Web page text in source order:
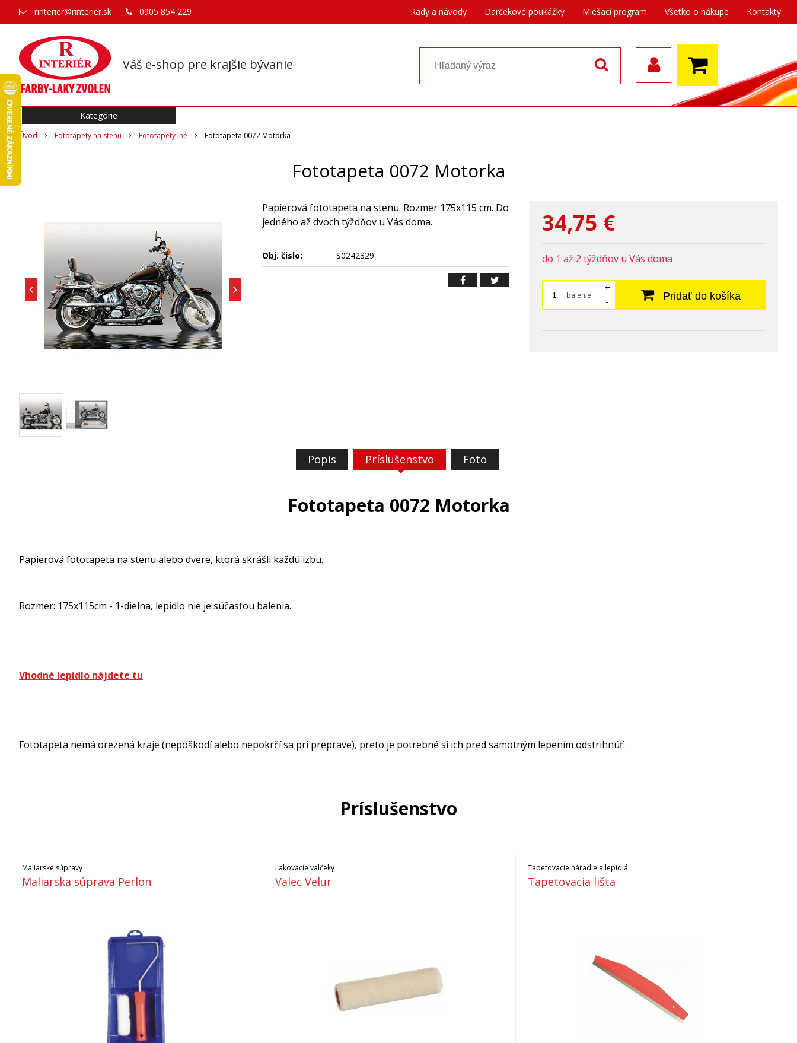
Váš e-shop pre krajšie bývanie
rinterier@rinterier.sk 0905 854 229 Rady a návody Darčekové poukážky Miešací program Všetko o nákupe Kontakty
Úvod Fototapety na stenu Fototapety Iné Fototapeta 0072 Motorka
Fototapeta 0072 Motorka
34,75 €
do 1 až 2 týždňov u Vás doma
balenie
+
-
Pridať do košíka
Papierová fototapeta na stenu. Rozmer 175x115 cm. Do
jedného až dvoch týždňov u Vás doma.
Obj. čislo: S0242329
Popis Príslušenstvo Foto
Fototapeta 0072 Motorka
Papierová fototapeta na stenu alebo dvere, ktorá skrášli každú izbu.
Rozmer: 175x115cm - 1-dielna, lepidlo nie je súčasťou balenia.
Vhodné lepidlo nájdete tu
Fototapeta nemá orezená kraje (nepoškodí alebo nepokrčí sa pri preprave), preto je potrebné si ich pred samotným lepením odstrihnúť.
Príslušenstvo
Maliarske súpravy
Maliarska súprava Perlon
Lakovacie valčeky
Valec Velur
Tapetovacie náradie a lepidlá
Tapetovacia lišta
Kategórie